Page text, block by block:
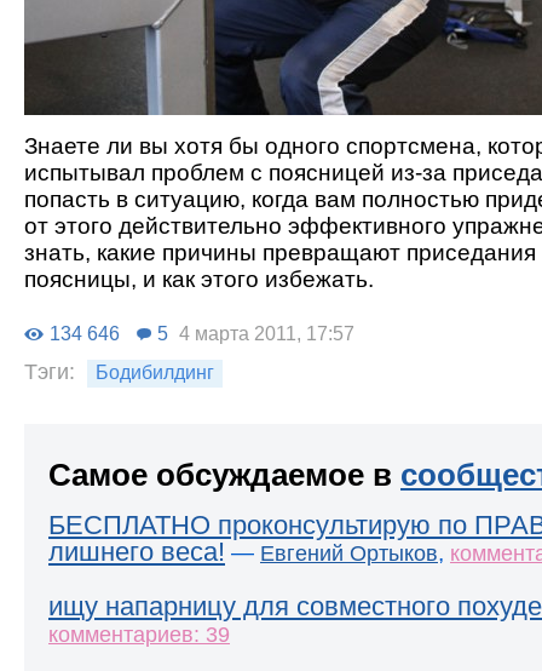
Знаете ли вы хотя бы одного спортсмена,
испытывал проблем с поясницей из-за
попасть в ситуацию, когда вам полностью
от этого действительно эффективного
знать, какие причины превращают
поясницы, и как этого избежать.
134 646 5 4 марта 2011, 17:57
Тэги: Бодибилдинг
Самое обсуждаемое в
БЕСПЛАТНО проконсультирую по
лишнего веса! — Евгений Ортыков,
ищу напарницу для совместного
комментариев: 39